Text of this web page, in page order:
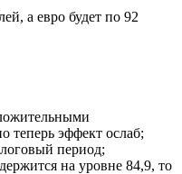
а евро будет по 92
теперь эффект ослаб;
период;
на уровне 84,9, то